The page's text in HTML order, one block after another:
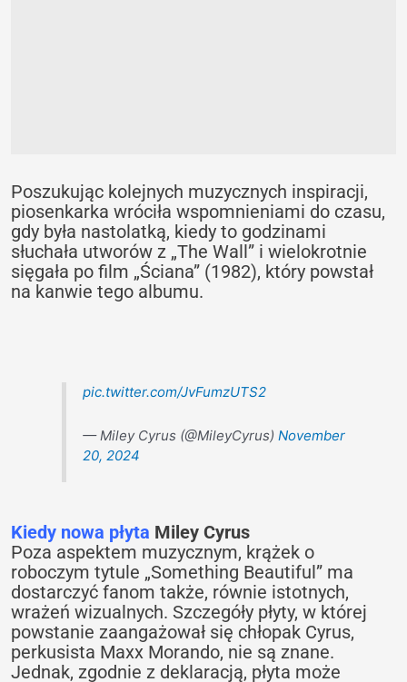
Poszukując kolejnych muzycznych inspiracji,
piosenkarka wróciła wspomnieniami do czasu,
gdy była nastolatką, kiedy to godzinami
słuchała utworów z „The Wall” i wielokrotnie
sięgała po film „Ściana” (1982), który powstał
na kanwie tego albumu.
pic.twitter.com/JvFumzUTS2
— Miley Cyrus (@MileyCyrus) November
20, 2024
Kiedy nowa płyta Miley Cyrus
Poza aspektem muzycznym, krążek o
roboczym tytule „Something Beautiful” ma
dostarczyć fanom także, równie istotnych,
wrażeń wizualnych. Szczegóły płyty, w której
powstanie zaangażował się chłopak Cyrus,
perkusista Maxx Morando, nie są znane.
Jednak, zgodnie z deklaracją, płyta może